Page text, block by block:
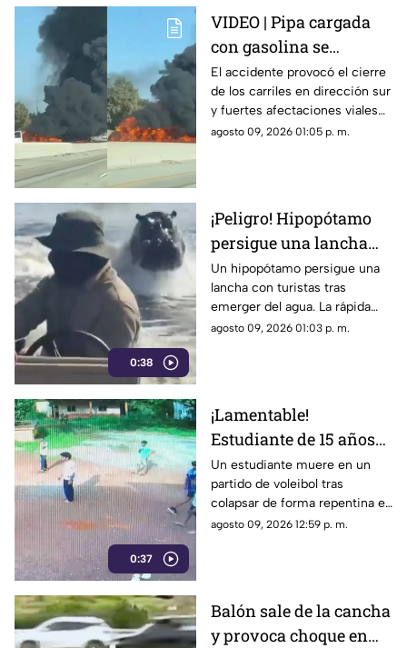
VIDEO | Pipa cargada
con gasolina se
incendia tras accidente
y paraliza autopista
El accidente provocó el cierre
de los carriles en dirección sur
y fuertes afectaciones viales
en la zona.
agosto 09, 2026 01:05 p. m.
0:38
¡Peligro! Hipopótamo
persigue una lancha
llena de turistas |
VIDEO
Un hipopótamo persigue una
lancha con turistas tras
emerger del agua. La rápida
reacción del guía evitó un
agosto 09, 2026 01:03 p. m.
0:37
¡Lamentable!
Estudiante de 15 años
muere en un partido de
voleibol | VIDEO
Un estudiante muere en un
partido de voleibol tras
colapsar de forma repentina en
la cancha. Conoce los detalles
agosto 09, 2026 12:59 p. m.
Balón sale de la cancha
y provoca choque en